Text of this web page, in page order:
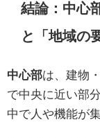
結論：中心
と「地域の
中心部は、建物
で中央に近い部
中で人や機能が